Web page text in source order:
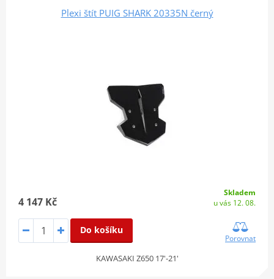
Plexi štít PUIG SHARK 20335N černý
4 147 Kč
Skladem
u vás 12. 08.
Do košíku
Porovnat
KAWASAKI Z650 17'-21'